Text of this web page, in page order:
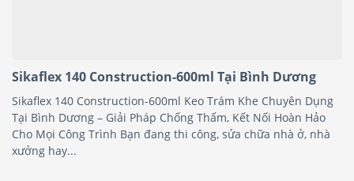
Sikaflex 140 Construction-600ml Tại Bình Dương
Sikaflex 140 Construction-600ml Keo Trám Khe Chuyên Dụng
Tại Bình Dương – Giải Pháp Chống Thấm, Kết Nối Hoàn Hảo
Cho Mọi Công Trình Bạn đang thi công, sửa chữa nhà ở, nhà
xưởng hay...